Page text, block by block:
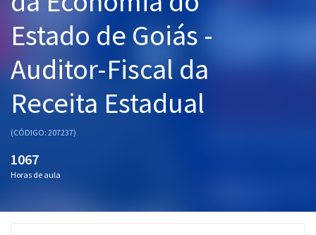
Graduação
OAB
Questões grátis
Conteúdo gratuito
Aprovados
Estado de Goiás -
Auditor-Fiscal da
Receita Estadual
(CÓDIGO: 207237)
1067
Horas de aula